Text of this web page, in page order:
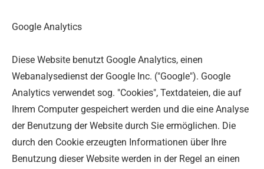
Google Analytics
Diese Website benutzt Google Analytics, einen
Webanalysedienst der Google Inc. ("Google"). Google
Analytics verwendet sog. "Cookies", Textdateien, die auf
Ihrem Computer gespeichert werden und die eine Analyse
der Benutzung der Website durch Sie ermöglichen. Die
durch den Cookie erzeugten Informationen über Ihre
Benutzung dieser Website werden in der Regel an einen